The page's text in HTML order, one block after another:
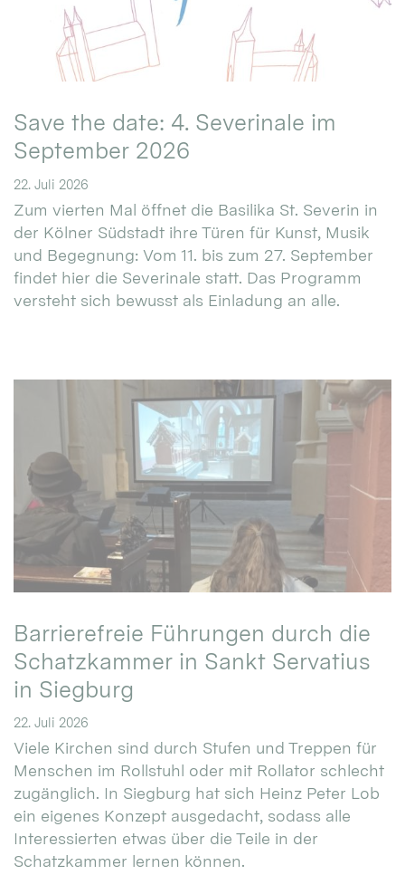
Save the date: 4. Severinale im
September 2026
22. Juli 2026
Zum vierten Mal öffnet die Basilika St. Severin in
der Kölner Südstadt ihre Türen für Kunst, Musik
und Begegnung: Vom 11. bis zum 27. September
findet hier die Severinale statt. Das Programm
versteht sich bewusst als Einladung an alle.
Barrierefreie Führungen durch die
Schatzkammer in Sankt Servatius
in Siegburg
22. Juli 2026
Viele Kirchen sind durch Stufen und Treppen für
Menschen im Rollstuhl oder mit Rollator schlecht
zugänglich. In Siegburg hat sich Heinz Peter Lob
ein eigenes Konzept ausgedacht, sodass alle
Interessierten etwas über die Teile in der
Schatzkammer lernen können.